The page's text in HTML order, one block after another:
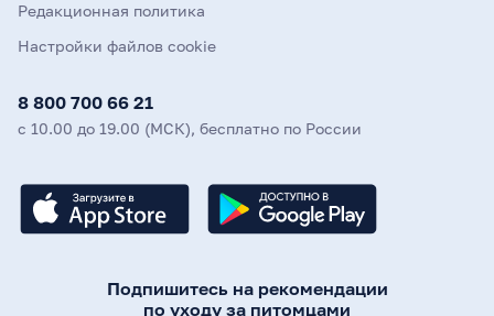
Редакционная политика
Настройки файлов cookie
8 800 700 66 21
с 10.00 до 19.00 (МСК), бесплатно по России
Подпишитесь на рекомендации
по уходу за питомцами